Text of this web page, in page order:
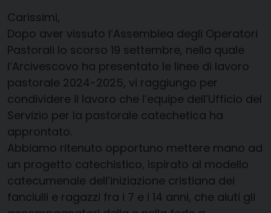
Carissimi,
Dopo aver vissuto l’Assemblea degli Operatori
Pastorali lo scorso 19 settembre, nella quale
l’Arcivescovo ha presentato le linee di lavoro
pastorale 2024-2025, vi raggiungo per
condividere il lavoro che l’equipe dell’Ufficio del
Servizio per la pastorale catechetica ha
approntato.
Abbiamo ritenuto opportuno mettere mano ad
un progetto catechistico, ispirato al modello
catecumenale dell’iniziazione cristiana dei
fanciulli e ragazzi fra i 7 e i 14 anni, che aiuti gli